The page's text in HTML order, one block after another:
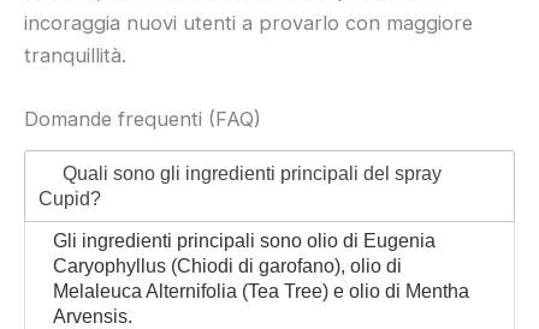
incoraggia nuovi utenti a provarlo con maggiore
tranquillità.
Domande frequenti (FAQ)
Quali sono gli ingredienti principali del spray
Cupid?
Gli ingredienti principali sono olio di Eugenia
Caryophyllus (Chiodi di garofano), olio di
Melaleuca Alternifolia (Tea Tree) e olio di Mentha
Arvensis.